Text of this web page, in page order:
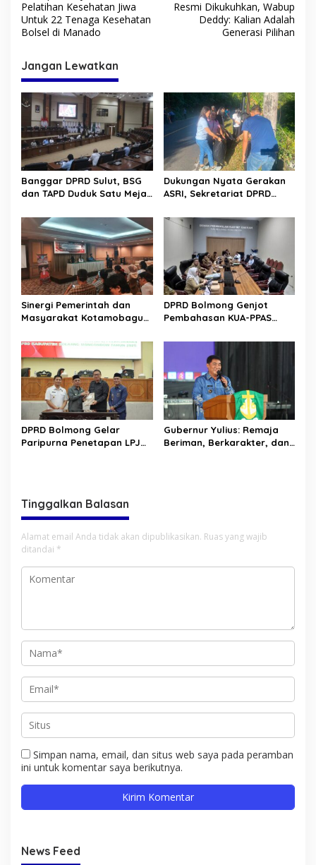
v
i
g
a
s
i
p
o
s
Pelatihan Kesehatan Jiwa
Untuk 22 Tenaga Kesehatan
Bolsel di Manado
Resmi Dikukuhkan, Wabup
Deddy: Kalian Adalah
Generasi Pilihan
Jangan Lewatkan
Banggar DPRD Sulut, BSG
dan TAPD Duduk Satu Meja.
Rp30 Milyar ke BSG
Dukungan Nyata Gerakan
ASRI, Sekretariat DPRD
Jalan Manado – Tomohon
Sinergi Pemerintah dan
Masyarakat Kotamobagu
Golda Pinontoan
DPRD Bolmong Genjot
Pembahasan KUA-PPAS
DPRD Bolmong Gelar
Paripurna Penetapan LPJ
Gubernur Yulius: Remaja
Beriman, Berkarakter, dan
Tinggalkan Balasan
Alamat email Anda tidak akan dipublikasikan. Ruas yang wajib
ditandai *
Simpan nama, email, dan situs web saya pada peramban
ini untuk komentar saya berikutnya.
News Feed